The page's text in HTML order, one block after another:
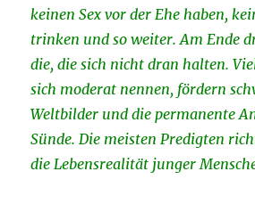
keinen Sex vor der Ehe haben,
trinken und so weiter. Am Ende
die, die sich nicht dran halten.
sich moderat nennen, fördern
Weltbilder und die permanente
Sünde. Die meisten Predigten
die Lebensrealität junger